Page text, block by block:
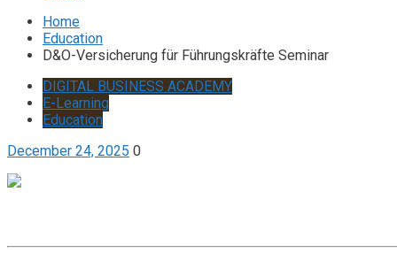
Home
Education
D&O-Versicherung für Führungskräfte Seminar
DIGITAL BUSINESS ACADEMY
E-Learning
Education
December 24, 2025 0